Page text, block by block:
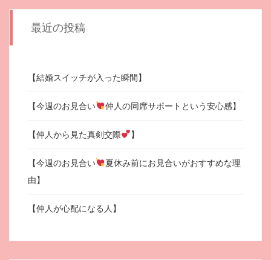
最近の投稿
【結婚スイッチが入った瞬間】
【今週のお見合い 仲人の同席サポートという安心感】
【仲人から見た真剣交際 】
【今週のお見合い
夏休み前にお見合いがおすすめな理
由】
【仲人が心配になる人】